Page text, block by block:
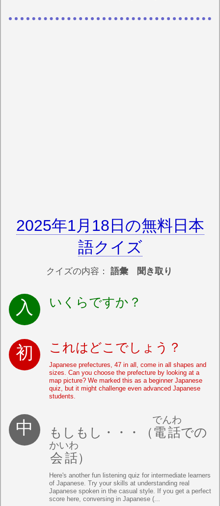
2025年1月18日の無料日本
語クイズ
クイズの内容： 語彙 聞き取り
いくらですか？
これはどこでしょう？
Japanese prefectures, 47 in all, come in all shapes and
sizes. Can you choose the prefecture by looking at a
map picture? We marked this as a beginner Japanese
quiz, but it might challenge even advanced Japanese
students.
もしもし・・・（ 電話
でんわ
での
会話
かいわ
）
Here's another fun listening quiz for intermediate learners
of Japanese. Try your skills at understanding real
Japanese spoken in the casual style. If you get a perfect
score here, conversing in Japanese (...